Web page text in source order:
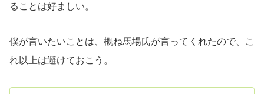
ることは好ましい。
僕が言いたいことは、概ね馬場氏が言ってくれたので、こ
れ以上は避けておこう。